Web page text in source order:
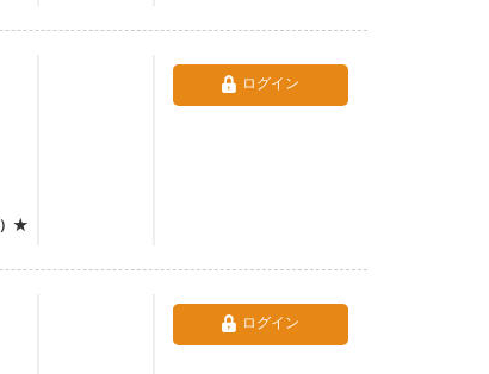
）★
ログイン
ログイン